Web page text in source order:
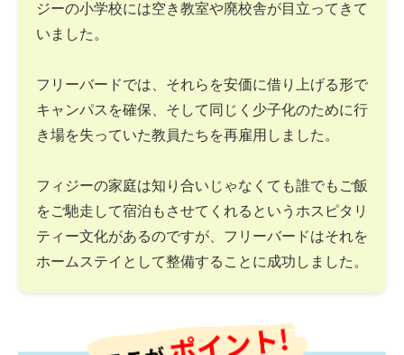
ジーの小学校には空き教室や廃校舎が目立ってきて
いました。
フリーバードでは、それらを安価に借り上げる形で
キャンパスを確保、そして同じく少子化のために行
き場を失っていた教員たちを再雇用しました。
フィジーの家庭は知り合いじゃなくても誰でもご飯
をご馳走して宿泊もさせてくれるというホスピタリ
ティー文化があるのですが、フリーバードはそれを
ホームステイとして整備することに成功しました。